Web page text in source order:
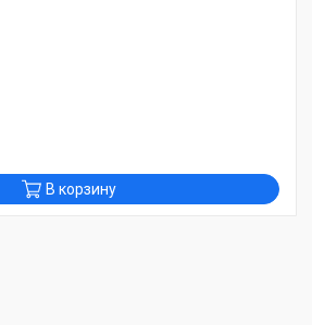
В корзину